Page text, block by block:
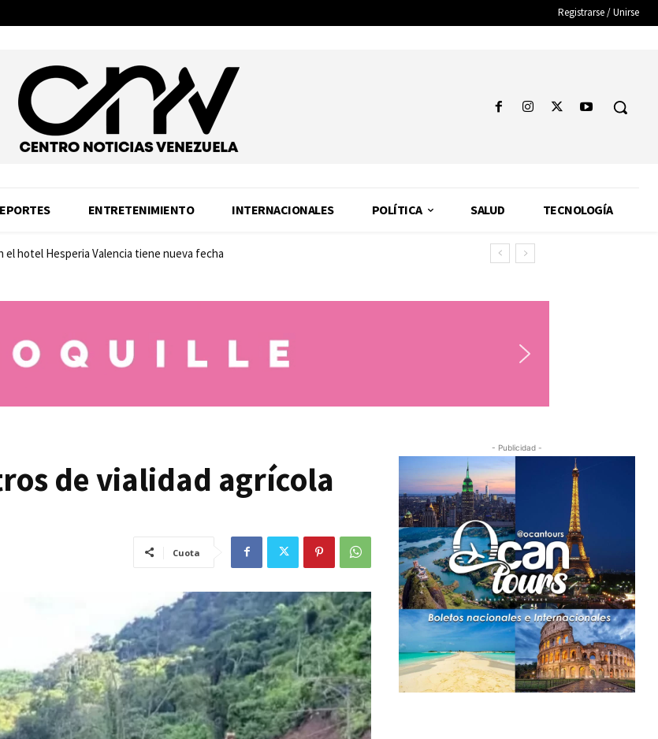
Registrarse / Unirse
ENTRETENIMIENTO INTERNACIONALES POLÍTICA SALUD TECNOLOGÍA
el hotel Hesperia Valencia tiene nueva fecha
de vialidad agrícola
Cuota
- Publicidad -